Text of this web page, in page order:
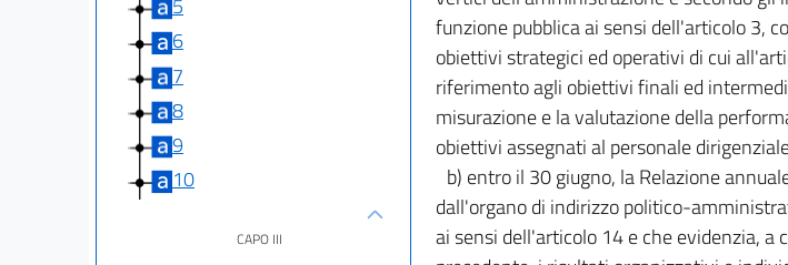
5
6
7
8
9
10
CAPO III
funzione pubblica ai sensi dell'articolo 3,
obiettivi strategici ed operativi di cui
riferimento agli obiettivi finali ed
misurazione e la valutazione della
obiettivi assegnati al personale
b) entro il 30 giugno, la Relazione
dall'organo di indirizzo politico-
ai sensi dell'articolo 14 e che evidenzia,